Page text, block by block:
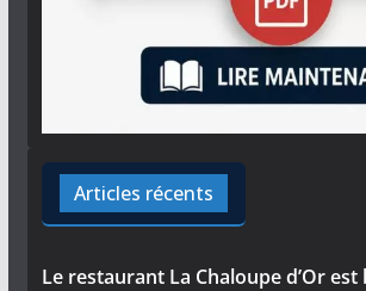
Articles récents
Le restaurant La Chaloupe d’Or